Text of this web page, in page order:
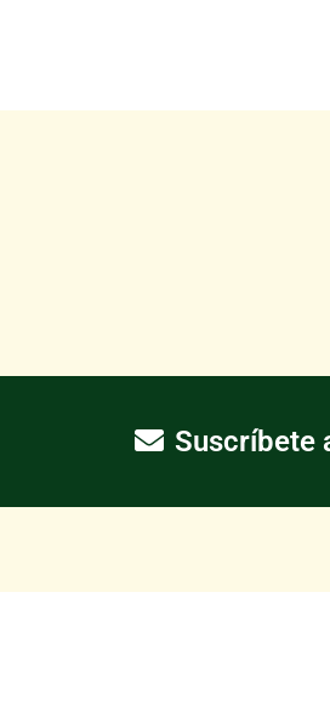
Suscríbete